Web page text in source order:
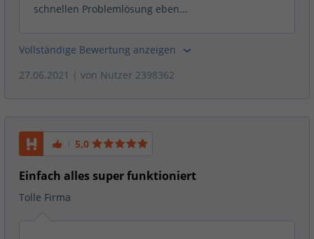
schnellen Problemlösung eben...
Vollständige Bewertung anzeigen
27.06.2021 | von Nutzer 2398362
5,0
Einfach alles super funktioniert
Tolle Firma